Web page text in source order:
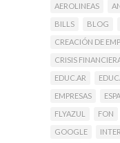
AEROLINEAS
BILLS
BLOG
CREACIÓN DE
CRISIS
EDUC.AR
EMPRESAS
FLYAZUL
FON
GOOGLE